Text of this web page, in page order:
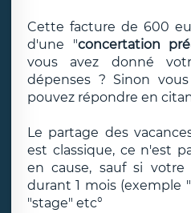
Cette facture de 600
d'une "concertation
vous avez donné
dépenses ? Sinon
pouvez répondre en
Le partage des
est classique, ce n'est
en cause, sauf si
durant 1 mois
"stage" etc°